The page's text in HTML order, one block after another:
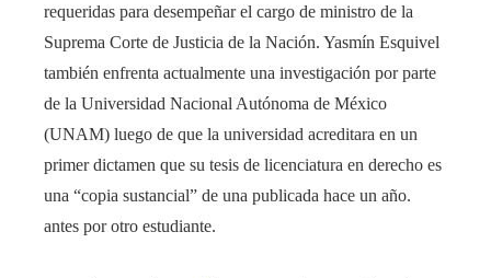
requeridas para desempeñar el cargo de ministro de la
Suprema Corte de Justicia de la Nación. Yasmín Esquivel
también enfrenta actualmente una investigación por parte
de la Universidad Nacional Autónoma de México
(UNAM) luego de que la universidad acreditara en un
primer dictamen que su tesis de licenciatura en derecho es
una “copia sustancial” de una publicada hace un año.
antes por otro estudiante.